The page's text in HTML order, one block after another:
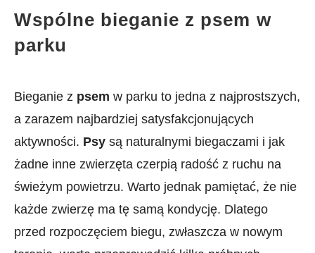
Wspólne bieganie‍ z​ psem⁣ w⁤
parku
Bieganie z‍ psem w parku to jedna z najprostszych,
a zarazem najbardziej satysfakcjonujących
aktywności. Psy są naturalnymi biegaczami i jak
żadne inne zwierzęta czerpią ⁢radość ⁣z ruchu na
świeżym powietrzu.‍ Warto jednak ‍pamiętać, że nie ​
każde ⁣zwierzę⁣ ma tę samą kondycję. Dlatego⁤
przed rozpoczęciem biegu,‍ zwłaszcza w ​nowym